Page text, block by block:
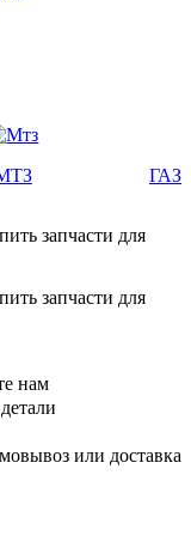
ГАЗ
запчасти для
запчасти для
нам
или доставка